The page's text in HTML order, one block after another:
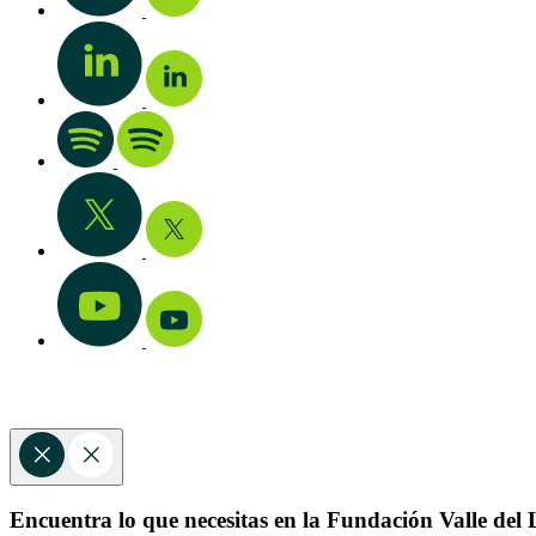
Encuentra lo que necesitas en la Fundación Valle del